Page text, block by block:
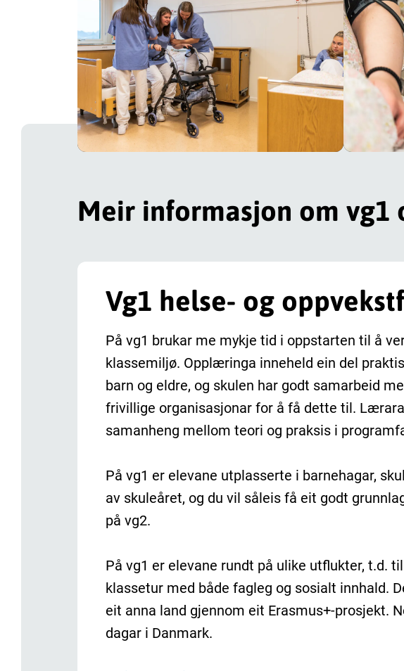
Meir informasjon om vg1
Vg1 helse- og
På vg1 brukar me mykje tid i oppstarten til å
klassemiljø. Opplæringa inneheld ein del
barn og eldre, og skulen har godt samarbeid
frivillige organisasjonar for å få dette til.
samanheng mellom teori og praksis i
På vg1 er elevane utplasserte i barnehagar,
av skuleåret, og du vil såleis få eit godt
på vg2.
På vg1 er elevane rundt på ulike utflukter, t.d.
klassetur med både fagleg og sosialt innhald.
eit anna land gjennom eit Erasmus+-prosjekt.
dagar i Danmark.